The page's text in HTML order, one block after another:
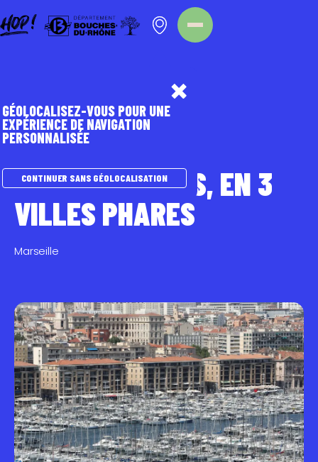
LES ESSENTIELS, EN 3
VILLES PHARES
Marseille
GÉOLOCALISEZ-VOUS POUR UNE
EXPÉRIENCE DE NAVIGATION
PERSONNALISÉE
CONTINUER SANS GÉOLOCALISATION